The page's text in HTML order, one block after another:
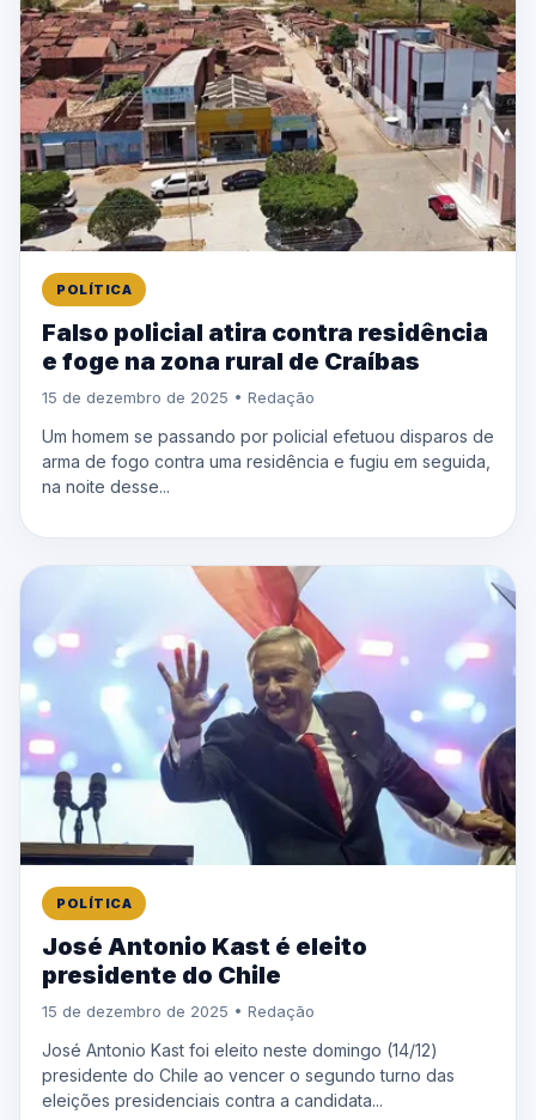
POLÍTICA
Falso policial atira contra residência
e foge na zona rural de Craíbas
15 de dezembro de 2025 • Redação
Um homem se passando por policial efetuou disparos de
arma de fogo contra uma residência e fugiu em seguida,
na noite desse...
POLÍTICA
José Antonio Kast é eleito
presidente do Chile
15 de dezembro de 2025 • Redação
José Antonio Kast foi eleito neste domingo (14/12)
presidente do Chile ao vencer o segundo turno das
eleições presidenciais contra a candidata...